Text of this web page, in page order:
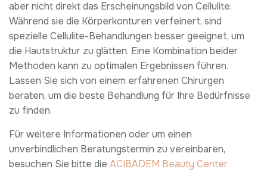
aber nicht direkt das Erscheinungsbild von Cellulite.
Während sie die Körperkonturen verfeinert, sind
spezielle Cellulite-Behandlungen besser geeignet, um
die Hautstruktur zu glätten. Eine Kombination beider
Methoden kann zu optimalen Ergebnissen führen.
Lassen Sie sich von einem erfahrenen Chirurgen
beraten, um die beste Behandlung für Ihre Bedürfnisse
zu finden.
Für weitere Informationen oder um einen
unverbindlichen Beratungstermin zu vereinbaren,
besuchen Sie bitte die ACIBADEM Beauty Center